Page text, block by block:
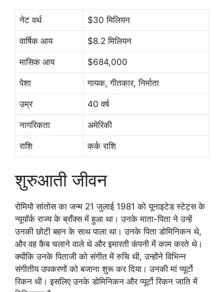
नेट वर्थ $30 मिलियन
वार्षिक आय $8.2 मिलियन
मासिक आय $684,000
पेशा गायक, गीतकार, निर्माता
उम्र 40 वर्ष
नागरिकता अमेरिकी
राशि कर्क राशि
शुरुआती जीवन
रोमियो सांतोस का जन्म 21 जुलाई 1981 को यूनाइटेड स्टेट्स के
न्यूयॉर्क राज्य के ब्रॉंक्स में हुआ था। उनके माता-पिता ने उन्हें
उनकी छोटी बहन के साथ पाला था। उनके पिता डोमिनिकन थे,
और वह कैब चलाने वाले थे और इमारती कंपनी में काम करते थे।
क्योंकि उनके पिताजी को संगीत में रुचि थी, उन्होंने विभिन्न
संगीतीय उपकरणों को बजाना शुरू कर दिया। उनकी मां प्यूर्टो
रिकन थी। इसलिए उनके डोमिनिकन और प्यूर्टो रिकन जाति में